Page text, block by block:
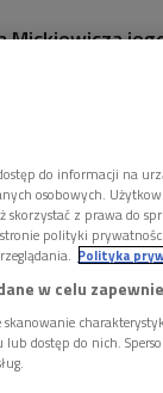
Mickiewicza
będziemy
także z nagrań
do informacji na
osobowych.
z prawa do
polityki
Polityka
w celu
dostęp do nich.